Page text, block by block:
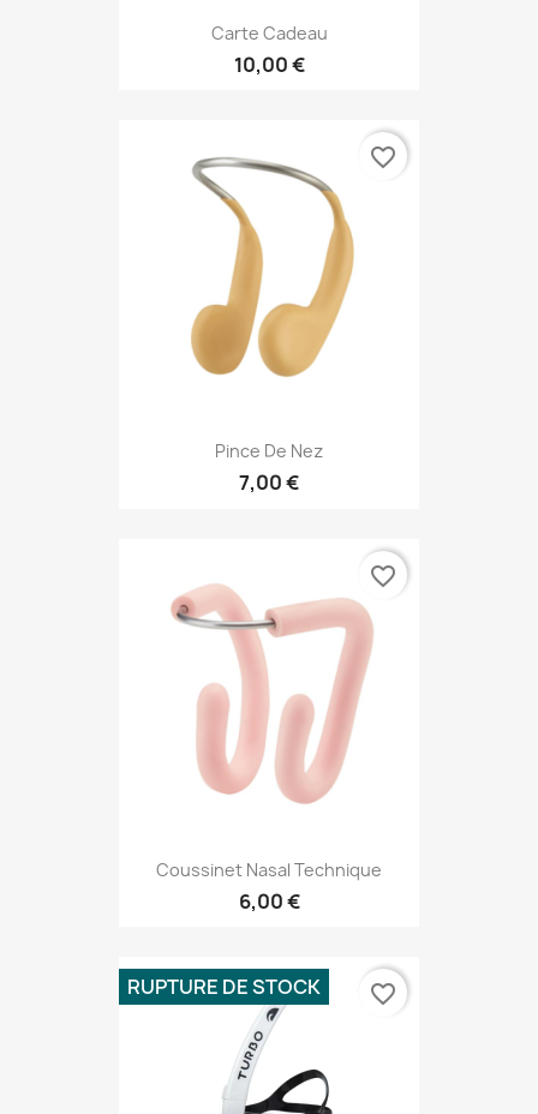
Carte Cadeau
10,00 €
Pince De Nez
7,00 €
favorite_border
Coussinet Nasal Technique
6,00 €
favorite_border
RUPTURE DE STOCK favorite_border